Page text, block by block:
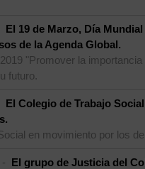
El 19 de Marzo, Día
de la Agenda Global.
"Promover la
futuro.
El Colegio de Trabajo
en movimiento por los
- El grupo de Justicia del